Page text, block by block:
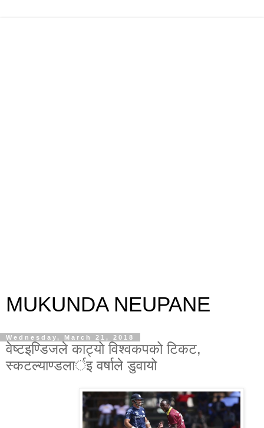
MUKUNDA NEUPANE
Wednesday, March 21, 2018
वेष्टइण्डिजले काट्यो विश्वकपको टिकट,
स्कटल्याण्डलार्इ वर्षाले डुवायो